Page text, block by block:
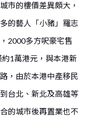
市的樓價差異頗大，
的藝人「小豬」羅志
2000多方呎豪宅售
1萬港元，與本港新
，由於本港中產移民
台北、新北及高雄等
的城市後再置業也不